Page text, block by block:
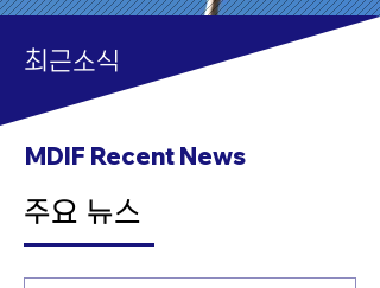
최 근소식
MDIF Recent News
​주요 뉴스